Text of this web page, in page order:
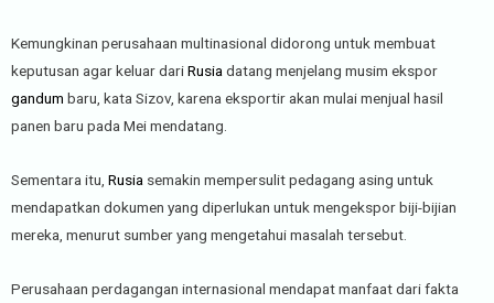
Kemungkinan perusahaan multinasional didorong untuk membuat
keputusan agar keluar dariRusia datang menjelang musim ekspor
gandum baru, kata Sizov, karena eksportir akan mulai menjual hasil
panen baru pada Mei mendatang.
Sementara itu, Rusia semakin mempersulit pedagang asing untuk
mendapatkan dokumen yang diperlukan untuk mengekspor biji-bijian
mereka, menurut sumber yang mengetahui masalah tersebut.
Perusahaan perdagangan internasional mendapat manfaat dari fakta